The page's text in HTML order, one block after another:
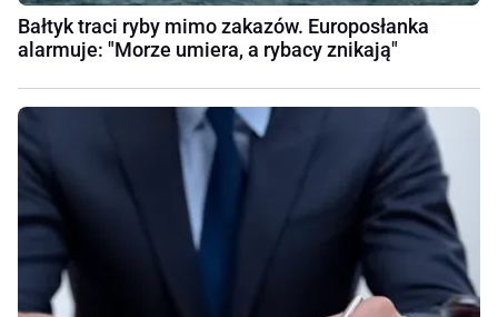
Bałtyk traci ryby mimo zakazów. Europosłanka
alarmuje: "Morze umiera, a rybacy znikają"